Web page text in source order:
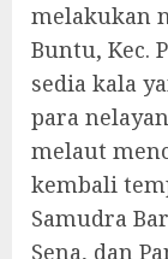
melakukan
Buntu, Kec.
sedia kala
para
melaut
kembali
Samudra
Sena, dan